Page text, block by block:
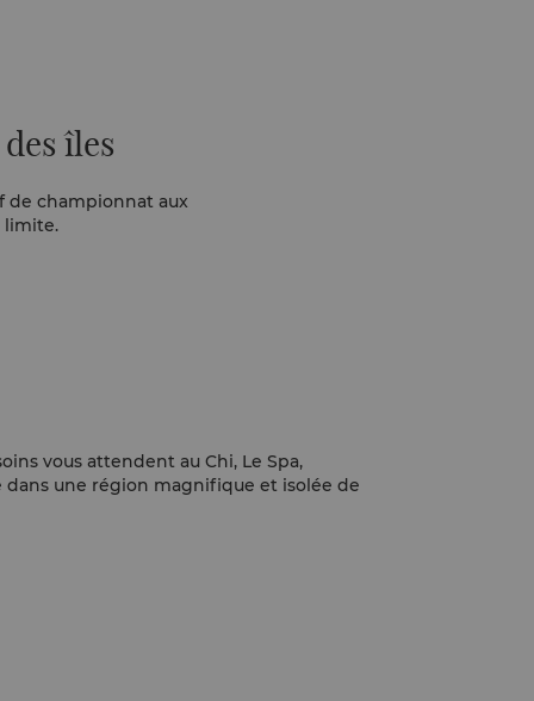
îles
de championnat aux
limite.
vous attendent au Chi, Le Spa,
une région magnifique et isolée de